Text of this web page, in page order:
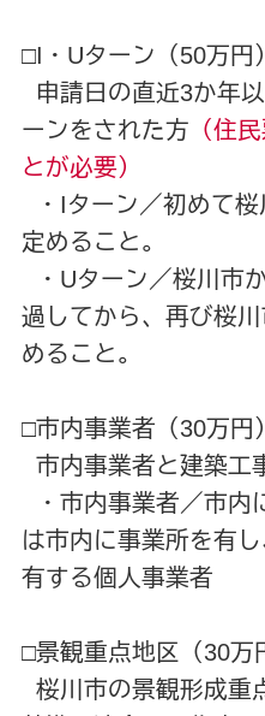
□I・Uターン（50万円）
申請日の直近3か年
ーンをされた方 （住
とが必要）
・Iターン／初めて
定めること。
・Uターン／桜川市
過してから、再び桜
めること。
□市内事業者（30万円）
市内事業者と建築工
・市内事業者／市内
は市内に事業所を有
有する個人事業者
□景観重点地区（30万
桜川市の景観形成重